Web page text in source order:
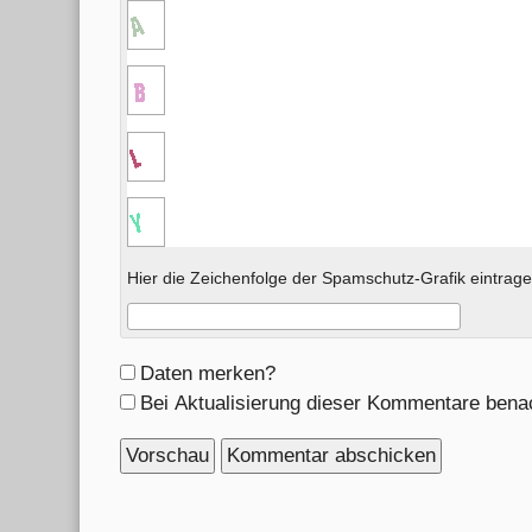
Hier die Zeichenfolge der Spamschutz-Grafik
Formular-
Optionen
Daten merken?
Bei Aktualisierung dieser Kommentare